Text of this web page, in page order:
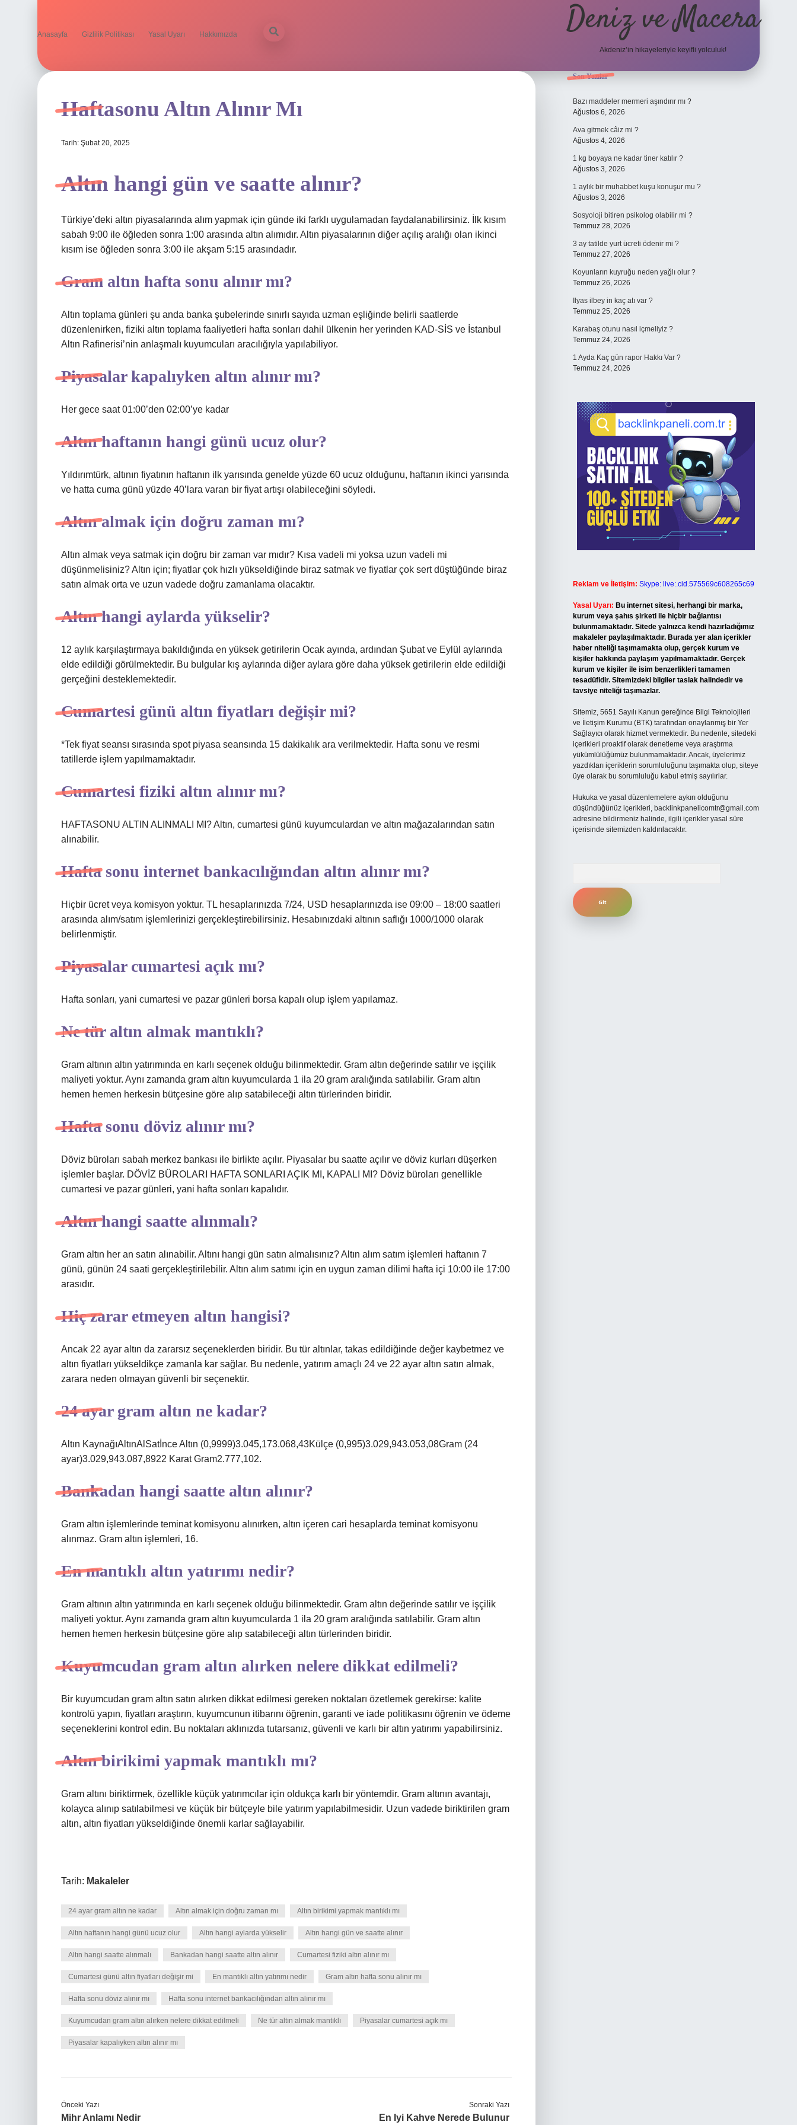
Anasayfa Gizlilik Politikası Yasal Uyarı Hakkımızda Deniz ve Macera
Akdeniz’in hikayeleriyle keyifli yolculuk!
Haftasonu Altın Alınır Mı
Tarih: Şubat 20, 2025
Altın hangi gün ve saatte alınır?
Türkiye’deki altın piyasalarında alım yapmak için günde iki farklı uygulamadan faydalanabilirsiniz. İlk kısım
sabah 9:00 ile öğleden sonra 1:00 arasında altın alımıdır. Altın piyasalarının diğer açılış aralığı olan ikinci
kısım ise öğleden sonra 3:00 ile akşam 5:15 arasındadır.
Gram altın hafta sonu alınır mı?
Altın toplama günleri şu anda banka şubelerinde sınırlı sayıda uzman eşliğinde belirli saatlerde
düzenlenirken, fiziki altın toplama faaliyetleri hafta sonları dahil ülkenin her yerinden KAD-SİS ve İstanbul
Altın Rafinerisi’nin anlaşmalı kuyumcuları aracılığıyla yapılabiliyor.
Piyasalar kapalıyken altın alınır mı?
Her gece saat 01:00’den 02:00’ye kadar
Altın haftanın hangi günü ucuz olur?
Yıldırımtürk, altının fiyatının haftanın ilk yarısında genelde yüzde 60 ucuz olduğunu, haftanın ikinci yarısında
ve hatta cuma günü yüzde 40’lara varan bir fiyat artışı olabileceğini söyledi.
Altın almak için doğru zaman mı?
Altın almak veya satmak için doğru bir zaman var mıdır? Kısa vadeli mi yoksa uzun vadeli mi
düşünmelisiniz? Altın için; fiyatlar çok hızlı yükseldiğinde biraz satmak ve fiyatlar çok sert düştüğünde biraz
satın almak orta ve uzun vadede doğru zamanlama olacaktır.
Altın hangi aylarda yükselir?
12 aylık karşılaştırmaya bakıldığında en yüksek getirilerin Ocak ayında, ardından Şubat ve Eylül aylarında
elde edildiği görülmektedir. Bu bulgular kış aylarında diğer aylara göre daha yüksek getirilerin elde edildiği
gerçeğini desteklemektedir.
Cumartesi günü altın fiyatları değişir mi?
*Tek fiyat seansı sırasında spot piyasa seansında 15 dakikalık ara verilmektedir. Hafta sonu ve resmi
tatillerde işlem yapılmamaktadır.
Cumartesi fiziki altın alınır mı?
HAFTASONU ALTIN ​​ALINMALI MI? Altın, cumartesi günü kuyumculardan ve altın mağazalarından satın
alınabilir.
Hafta sonu internet bankacılığından altın alınır mı?
Hiçbir ücret veya komisyon yoktur. TL hesaplarınızda 7/24, USD hesaplarınızda ise 09:00 – 18:00 saatleri
arasında alım/satım işlemlerinizi gerçekleştirebilirsiniz. Hesabınızdaki altının saflığı 1000/1000 olarak
belirlenmiştir.
Piyasalar cumartesi açık mı?
Hafta sonları, yani cumartesi ve pazar günleri borsa kapalı olup işlem yapılamaz.
Ne tür altın almak mantıklı?
Gram altının altın yatırımında en karlı seçenek olduğu bilinmektedir. Gram altın değerinde satılır ve işçilik
maliyeti yoktur. Aynı zamanda gram altın kuyumcularda 1 ila 20 gram aralığında satılabilir. Gram altın
hemen hemen herkesin bütçesine göre alıp satabileceği altın türlerinden biridir.
Hafta sonu döviz alınır mı?
Döviz büroları sabah merkez bankası ile birlikte açılır. Piyasalar bu saatte açılır ve döviz kurları düşerken
işlemler başlar. DÖVİZ BÜROLARI HAFTA SONLARI AÇIK MI, KAPALI MI? Döviz büroları genellikle
cumartesi ve pazar günleri, yani hafta sonları kapalıdır.
Altın hangi saatte alınmalı?
Gram altın her an satın alınabilir. Altını hangi gün satın almalısınız? Altın alım satım işlemleri haftanın 7
günü, günün 24 saati gerçekleştirilebilir. Altın alım satımı için en uygun zaman dilimi hafta içi 10:00 ile 17:00
arasıdır.
Hiç zarar etmeyen altın hangisi?
Ancak 22 ayar altın da zararsız seçeneklerden biridir. Bu tür altınlar, takas edildiğinde değer kaybetmez ve
altın fiyatları yükseldikçe zamanla kar sağlar. Bu nedenle, yatırım amaçlı 24 ve 22 ayar altın satın almak,
zarara neden olmayan güvenli bir seçenektir.
24 ayar gram altın ne kadar?
Altın KaynağıAltınAlSatİnce Altın (0,9999)3.045,173.068,43Külçe (0,995)3.029,943.053,08Gram (24
ayar)3.029,943.087,8922 Karat Gram2.777,102.
Bankadan hangi saatte altın alınır?
Gram altın işlemlerinde teminat komisyonu alınırken, altın içeren cari hesaplarda teminat komisyonu
alınmaz. Gram altın işlemleri, 16.
En mantıklı altın yatırımı nedir?
Gram altının altın yatırımında en karlı seçenek olduğu bilinmektedir. Gram altın değerinde satılır ve işçilik
maliyeti yoktur. Aynı zamanda gram altın kuyumcularda 1 ila 20 gram aralığında satılabilir. Gram altın
hemen hemen herkesin bütçesine göre alıp satabileceği altın türlerinden biridir.
Kuyumcudan gram altın alırken nelere dikkat edilmeli?
Bir kuyumcudan gram altın satın alırken dikkat edilmesi gereken noktaları özetlemek gerekirse: kalite
kontrolü yapın, fiyatları araştırın, kuyumcunun itibarını öğrenin, garanti ve iade politikasını öğrenin ve ödeme
seçeneklerini kontrol edin. Bu noktaları aklınızda tutarsanız, güvenli ve karlı bir altın yatırımı yapabilirsiniz.
Altın birikimi yapmak mantıklı mı?
Gram altını biriktirmek, özellikle küçük yatırımcılar için oldukça karlı bir yöntemdir. Gram altının avantajı,
kolayca alınıp satılabilmesi ve küçük bir bütçeyle bile yatırım yapılabilmesidir. Uzun vadede biriktirilen gram
altın, altın fiyatları yükseldiğinde önemli karlar sağlayabilir.
Tarih: Makaleler
24 ayar gram altın ne kadar Altın almak için doğru zaman mı Altın birikimi yapmak mantıklı mı
Altın haftanın hangi günü ucuz olur Altın hangi aylarda yükselir Altın hangi gün ve saatte alınır
Altın hangi saatte alınmalı Bankadan hangi saatte altın alınır Cumartesi fiziki altın alınır mı
Cumartesi günü altın fiyatları değişir mi En mantıklı altın yatırımı nedir Gram altın hafta sonu alınır mı
Hafta sonu döviz alınır mı Hafta sonu internet bankacılığından altın alınır mı
Kuyumcudan gram altın alırken nelere dikkat edilmeli Ne tür altın almak mantıklı Piyasalar cumartesi açık mı
Piyasalar kapalıyken altın alınır mı
Önceki Yazı
Mihr Anlamı Nedir
Sonraki Yazı
En Iyi Kahve Nerede Bulunur
Sidebar
Son Yazılar
Bazı maddeler mermeri aşındırır mı ?
Ağustos 6, 2026
Ava gitmek câiz mi ?
Ağustos 4, 2026
1 kg boyaya ne kadar tiner katılır ?
Ağustos 3, 2026
1 aylık bir muhabbet kuşu konuşur mu ?
Ağustos 3, 2026
Sosyoloji bitiren psikolog olabilir mi ?
Temmuz 28, 2026
3 ay tatilde yurt ücreti ödenir mi ?
Temmuz 27, 2026
Koyunların kuyruğu neden yağlı olur ?
Temmuz 26, 2026
Ilyas ilbey in kaç atı var ?
Temmuz 25, 2026
Karabaş otunu nasıl içmeliyiz ?
Temmuz 24, 2026
1 Ayda Kaç gün rapor Hakkı Var ?
Temmuz 24, 2026
Reklam ve İletişim: Skype: live:.cid.575569c608265c69
Yasal Uyarı: Bu internet sitesi, herhangi bir marka,
kurum veya şahıs şirketi ile hiçbir bağlantısı
bulunmamaktadır. Sitede yalnızca kendi hazırladığımız
makaleler paylaşılmaktadır. Burada yer alan içerikler
haber niteliği taşımamakta olup, gerçek kurum ve
kişiler hakkında paylaşım yapılmamaktadır. Gerçek
kurum ve kişiler ile isim benzerlikleri tamamen
tesadüfidir. Sitemizdeki bilgiler taslak halindedir ve
tavsiye niteliği taşımazlar.
Sitemiz, 5651 Sayılı Kanun gereğince Bilgi Teknolojileri
ve İletişim Kurumu (BTK) tarafından onaylanmış bir Yer
Sağlayıcı olarak hizmet vermektedir. Bu nedenle, sitedeki
içerikleri proaktif olarak denetleme veya araştırma
yükümlülüğümüz bulunmamaktadır. Ancak, üyelerimiz
yazdıkları içeriklerin sorumluluğunu taşımakta olup, siteye
üye olarak bu sorumluluğu kabul etmiş sayılırlar.
Hukuka ve yasal düzenlemelere aykırı olduğunu
düşündüğünüz içerikleri, backlinkpanelicomtr@gmail.com
adresine bildirmeniz halinde, ilgili içerikler yasal süre
içerisinde sitemizden kaldırılacaktır.